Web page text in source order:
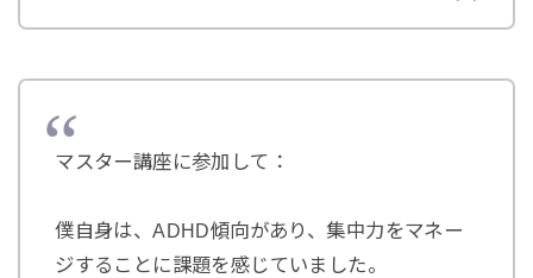
マスター講座に参加して：
僕自身は、ADHD傾向があり、集中力をマネー
ジすることに課題を感じていました。